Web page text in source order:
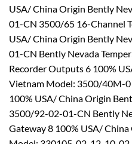
USA/ China Origin Bently
01-CN 3500/65 16-Channel
USA/ China Origin Bently
01-CN Bently Nevada
Recorder Outputs 6 100%
Vietnam Model: 3500/40M-
100% USA/ China Origin
3500/92-02-01-CN Bently
Gateway 8 100% USA/